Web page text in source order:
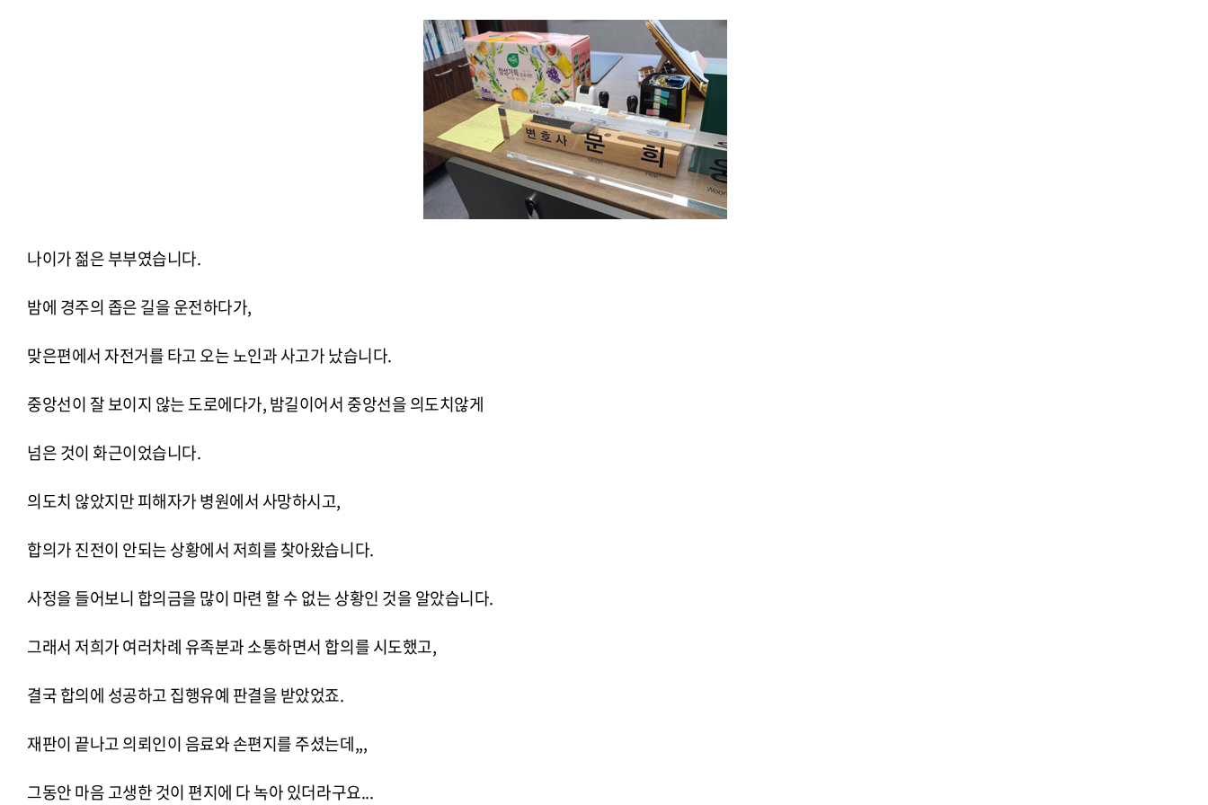
나이가 젊은 부부였습니다.
밤에 경주의 좁은 길을 운전하다가,
맞은편에서 자전거를 타고 오는 노인과 사고가 났습니다.
중앙선이 잘 보이지 않는 도로에다가, 밤길이어서 중앙선을 의도치않게
넘은 것이 화근이었습니다.
의도치 않았지만 피해자가 병원에서 사망하시고,
합의가 진전이 안되는 상황에서 저희를 찾아왔습니다.
사정을 들어보니 합의금을 많이 마련 할 수 없는 상황인 것을 알았습니다.
그래서 저희가 여러차례 유족분과 소통하면서 합의를 시도했고,
결국 합의에 성공하고 집행유예 판결을 받았었죠.
재판이 끝나고 의뢰인이 음료와 손편지를 주셨는데,,,
그동안 마음 고생한 것이 편지에 다 녹아 있더라구요...